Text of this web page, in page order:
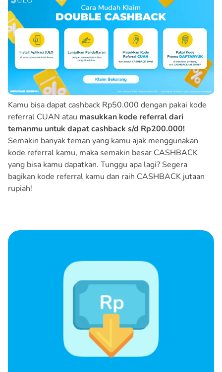
Kamu bisa dapat cashback Rp50.000 dengan pakai kode
referral CUAN atau masukkan kode referral dari
temanmu untuk dapat cashback s/d Rp200.000!
Semakin banyak teman yang kamu ajak menggunakan
kode referral kamu, maka semakin besar CASHBACK
yang bisa kamu dapatkan. Tunggu apa lagi? Segera
bagikan kode referral kamu dan raih CASHBACK jutaan
rupiah!